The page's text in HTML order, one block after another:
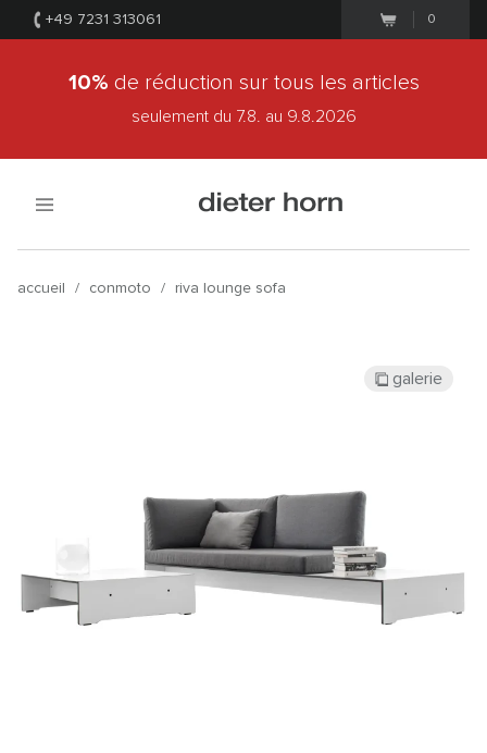
+49 7231 313061 0
10% de réduction sur tous les articles
seulement du 7.8. au 9.8.2026
accueil / conmoto / riva lounge sofa
galerie